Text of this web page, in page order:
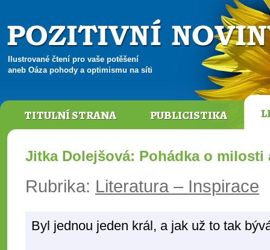
Ilustrované čtení pro vaše potěšení
aneb Oáza pohody a optimismu na síti
TITULNÍ STRANA PUBLICISTIKA
Jitka Dolejšová: Pohádka o milosti
Rubrika: Literatura – Inspirace
Byl jednou jeden král, a jak už to tak